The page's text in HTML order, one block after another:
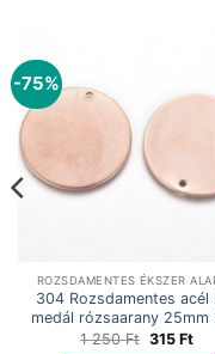
-75%
ROZSDAMENTES ÉKSZER
304 Rozsdamentes acél
medál rózsaarany 25mm
1 250Ft Original
315 Ft